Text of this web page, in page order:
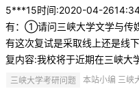
5***15时间:2020-04-2614:34
有：①请问三峡大学文学与传
有这次复试是采取线上还是线
复内容:我校将于近期在三峡大
三峡大学考研问题 本站小编 三峡